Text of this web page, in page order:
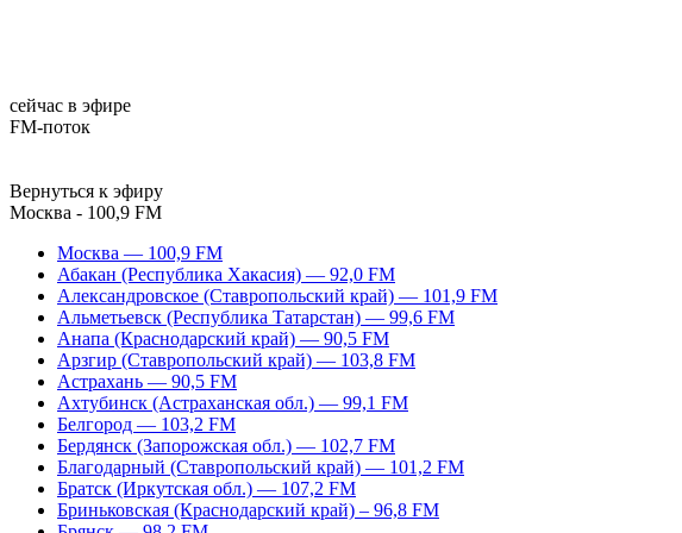
сейчас в эфире
FM-поток
Вернуться к эфиру
Москва - 100,9 FM
Москва — 100,9 FM
Абакан (Республика Хакасия) — 92,0 FM
Александровское (Ставропольский край) — 101,9 FM
Альметьевск (Республика Татарстан) — 99,6 FM
Анапа (Краснодарский край) — 90,5 FM
Арзгир (Ставропольский край) — 103,8 FM
Астрахань — 90,5 FM
Ахтубинск (Астраханская обл.) — 99,1 FM
Белгород — 103,2 FM
Бердянск (Запорожская обл.) — 102,7 FM
Благодарный (Ставропольский край) — 101,2 FM
Братск (Иркутская обл.) — 107,2 FM
Бриньковская (Краснодарский край) – 96,8 FM